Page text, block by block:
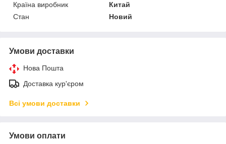
Країна виробник
Китай
Стан
Новий
Умови доставки
Нова Пошта
Доставка кур'єром
Всі умови доставки
Умови оплати